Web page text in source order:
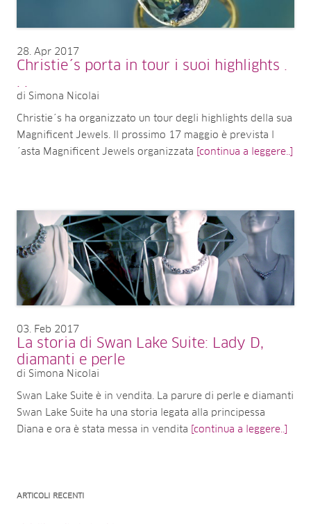
28 Apr 2017
Christie´s porta in tour i suoi highlights .
di Simona Nicolai
Christie´s ha organizzato un tour degli highlights della sua
Magnificent Jewels. Il prossimo 17 maggio è prevista l
´asta Magnificent Jewels organizzata
[continua a leggere..]
03 Feb 2017
La storia di Swan Lake Suite: Lady D,
diamanti e perle
di Simona Nicolai
Swan Lake Suite è in vendita. La parure di perle e diamanti
Swan Lake Suite ha una storia legata alla principessa
Diana e ora è stata messa in vendita
[continua a leggere..]
ARTICOLI RECENTI